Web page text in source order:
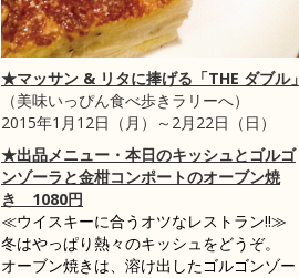
★マッサン & リタに捧げる「THE ダブル」
（美味いっぴん食べ歩きラリーへ）
2015年1月12日（月）～2月22日（日）
★出品メニュー・本日のキッシュとゴルゴ
ンゾーラと金柑コンポートのオーブン焼
き 1080円
≪ウイスキーに合うオツなレストラン!!≫
冬はやっぱり熱々のキッシュをどうぞ。
オーブン焼きは、溶け出したゴルゴンゾー